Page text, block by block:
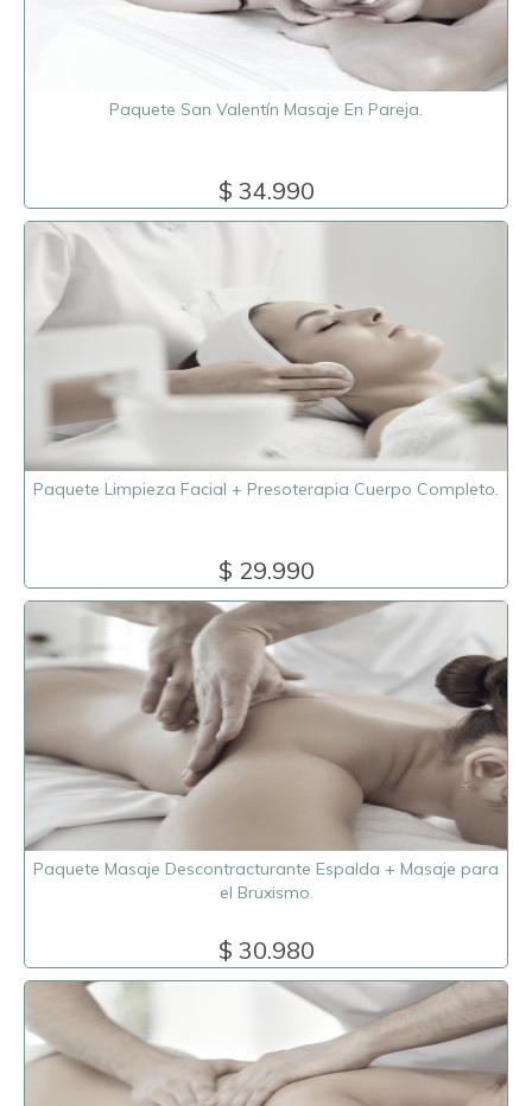
Paquete San Valentín Masaje En Pareja.
$ 34.990
Paquete Limpieza Facial + Presoterapia Cuerpo Completo.
$ 29.990
Paquete Masaje Descontracturante Espalda + Masaje para
el Bruxismo.
$ 30.980